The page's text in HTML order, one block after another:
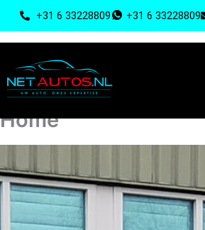
de
+31 6 33228809 +31 6 33228809
Home